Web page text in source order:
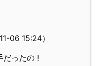
06 15:24）
だったの !